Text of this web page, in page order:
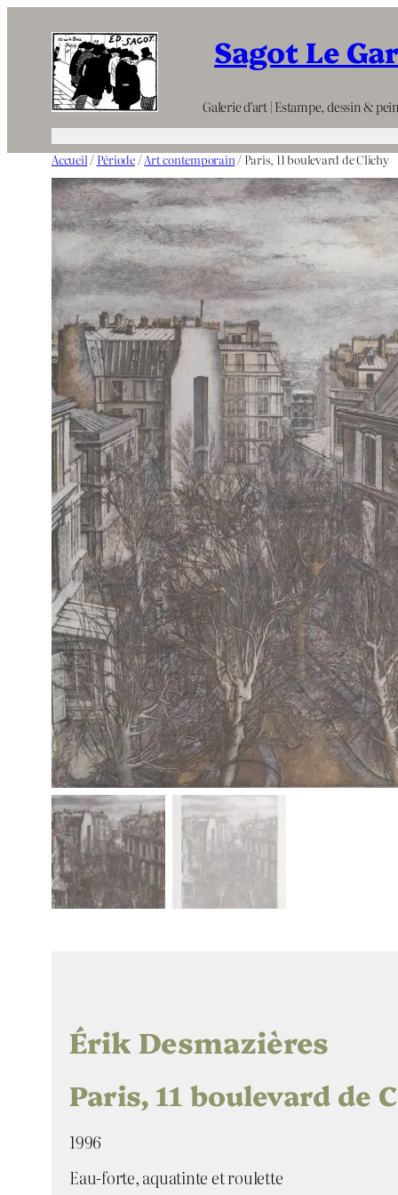
contenu
Sagot Le
Galerie d’art | Estampe, dessin &
Accueil / Période/Art contemporain / Paris, 11 boulevard de Clichy
Érik Desmazières
Paris, 11 boulevard de
1996
Eau-forte, aquatinte et roulette